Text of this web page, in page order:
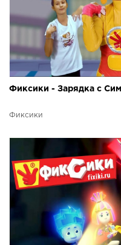
Фиксики - Зарядка с
Фиксики